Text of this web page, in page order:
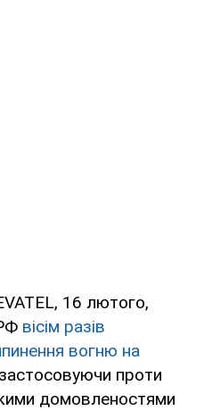
16 лютого,
вісім разів
вогню на
проти
домовленостями